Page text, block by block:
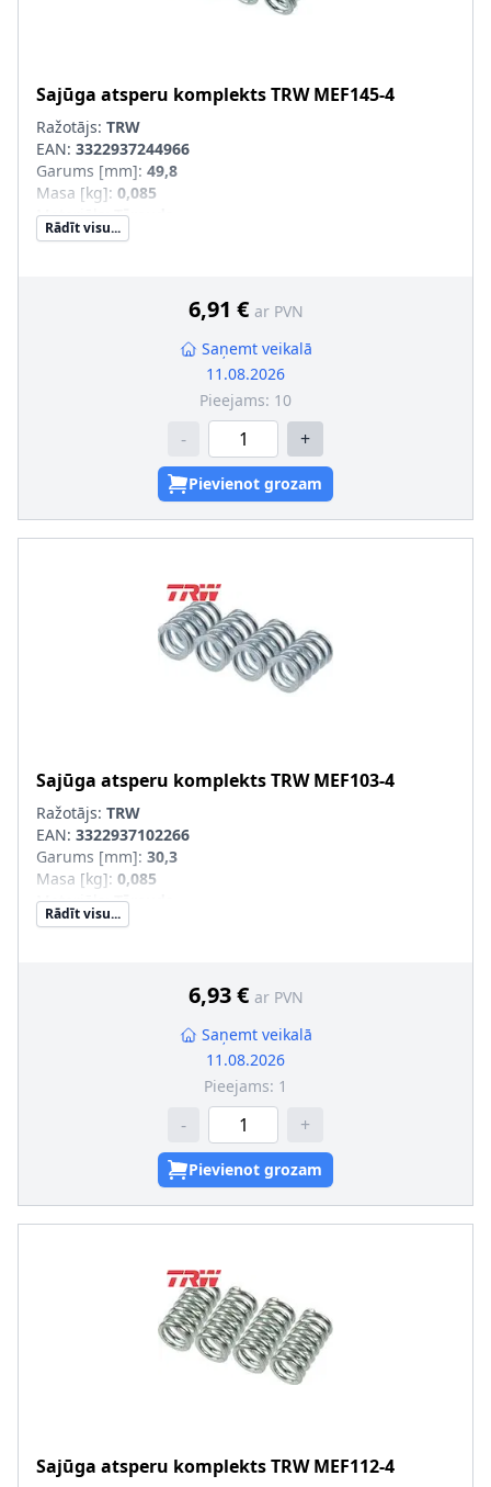
Sajūga atsperu komplektsTRW MEF145-4
Ražotājs: TRW
EAN: 3322937244966
Garums [mm]: 49,8
Masa [kg]: 0,085
Materiāls:Tērauds
Iekšējais diametrs [mm]
Informācija nav pieejama, lūdzu, griezieties pie
Rādīt visu...
6,91 € ar PVN
Saņemt veikalā
11.08.2026
Pieejams: 10
- +
Pievienot grozam
Sajūga atsperu komplektsTRW MEF103-4
Ražotājs: TRW
EAN: 3322937102266
Garums [mm]: 30,3
Masa [kg]: 0,085
Materiāls:Tērauds
Iekšējais diametrs [mm]
Informācija nav pieejama, lūdzu, griezieties pie
Rādīt visu...
6,93 € ar PVN
Saņemt veikalā
11.08.2026
Pieejams: 1
- +
Pievienot grozam
Sajūga atsperu komplektsTRW MEF112-4